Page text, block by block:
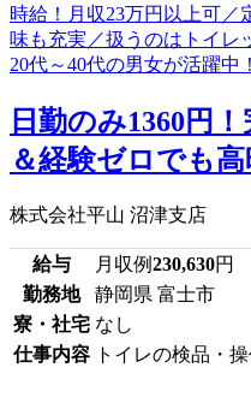
日勤のみ1360円
＆経験ゼロでも
株式会社平山 沼津支店
給与 月収例230,630円
勤務地
静岡県 富士市
寮・社宅 なし
仕事内容 トイレの検品・